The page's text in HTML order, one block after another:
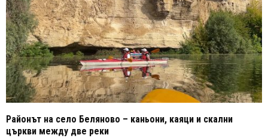
Районът на село Беляново – каньони, каяци и скални
църкви между две реки